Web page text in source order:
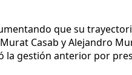
que su
Casab y Alejandro
gestión anterior por